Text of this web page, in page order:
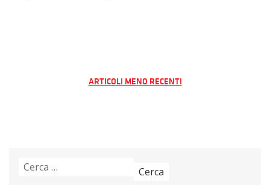
Navigazione
ARTICOLI MENO RECENTI
Ricerca